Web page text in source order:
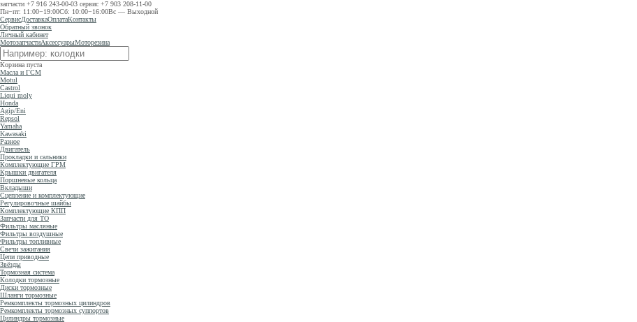
запчасти +7 916 243-00-03 сервис +7 903 208-11-00
Пн−пт: 11:00−19:00Сб: 10:00−16:00Вс — Выходной
СервисДоставкаОплатаКонтакты
Обратный звонок
Личный кабинет
МотозапчастиАксессуарыМоторезина
Корзина пуста
Масла и ГСМ
Motul
Castrol
Liqui moly
Honda
Agip/Eni
Repsol
Yamaha
Kawasaki
Разное
Двигатель
Прокладки и сальники
Комплектующие ГРМ
Крышки двигателя
Поршневые кольца
Вкладыши
Сцепление и комплектующие
Регулировочные шайбы
Комплектующие КПП
Запчасти для ТО
Фильтры масляные
Фильтры воздушные
Фильтры топливные
Свечи зажигания
Цепи приводные
Звёзды
Тормозная система
Колодки тормозные
Диски тормозные
Шланги тормозные
Ремкомплекты тормозных цилиндров
Ремкомплекты тормозных суппортов
Цилиндры тормозные